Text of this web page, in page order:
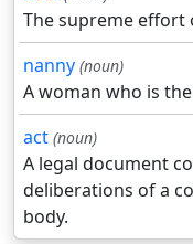
The supreme effort
nanny (noun)
A woman who is
act (noun)
A legal document
deliberations of a
body.